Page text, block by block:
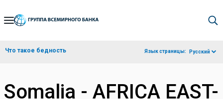
Skip
Navigation
Что такое бедность Язык страницы: Русский
Somalia - AFRICA EAST-